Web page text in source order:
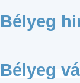
Bélyeg
Bélyeg